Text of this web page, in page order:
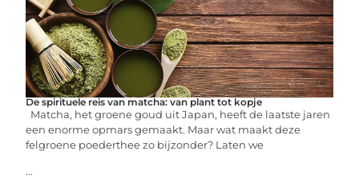
De spirituele reis van matcha: van plant tot kopje
Matcha, het groene goud uit Japan, heeft de laatste jaren
een enorme opmars gemaakt. Maar wat maakt deze
felgroene poederthee zo bijzonder? Laten we
...